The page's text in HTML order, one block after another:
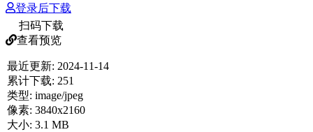
登录后下载
扫码下载
查看预览
最近更新: 2024-11-14
累计下载: 251
类型: image/jpeg
像素: 3840x2160
大小: 3.1 MB